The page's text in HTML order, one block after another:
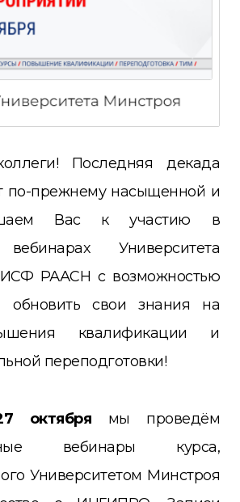
Последняя декада
по-прежнему насыщенной и
Вас к участию в
Университета
РААСН с возможностью
обновить свои знания на
квалификации и
переподготовки!
октября мы проведём
вебинары курса,
Университетом Минстроя